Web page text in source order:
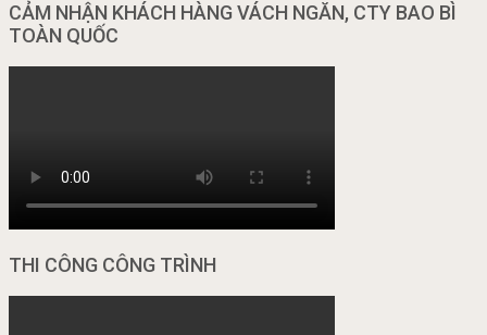
CẢM NHẬN KHÁCH HÀNG VÁCH NGĂN, CTY BAO BÌ
TOÀN QUỐC
THI CÔNG CÔNG TRÌNH